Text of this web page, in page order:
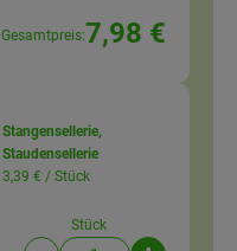
Gesamtpreis:7,98 €
Stangensellerie,
Staudensellerie
3,39 € / Stück
Stück